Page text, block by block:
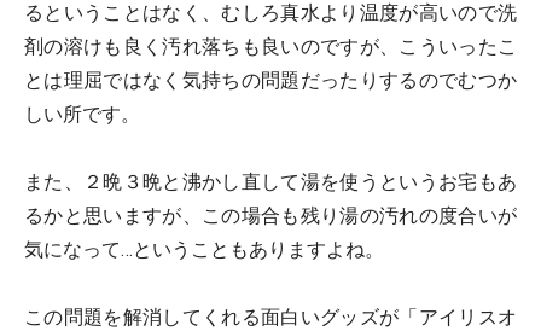
るということはなく、むしろ真水より温度が高いので洗
剤の溶けも良く汚れ落ちも良いのですが、こういったこ
とは理屈ではなく気持ちの問題だったりするのでむつか
しい所です。
また、２晩３晩と沸かし直して湯を使うというお宅もあ
るかと思いますが、この場合も残り湯の汚れの度合いが
気になって…ということもありますよね。
この問題を解消してくれる面白いグッズが「アイリスオ